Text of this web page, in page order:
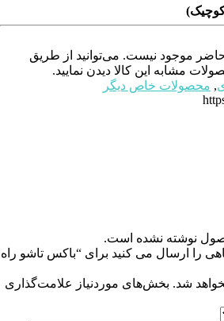
حاضر موجود نیست. می‌توانید از طریق
مشابه این کالا دیدن نمایید.
, محصولات خاص دیگر
نوشته نشده است.
را ارسال می کنید برای “باکس تاشو راه
شد. بخش‌های موردنیاز علامت‌گذاری